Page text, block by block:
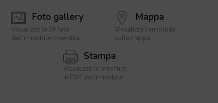
Foto gallery
Visualizza le 29 foto
dell’immobile in vendita
Mappa
Visualizza l'immobile
sulla mappa
Stampa
Visualizza la brochure
in PDF dell’immobile